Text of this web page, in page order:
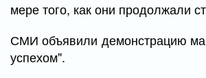
мере того, как они продолжали
СМИ объявили демонстрацию
успехом".